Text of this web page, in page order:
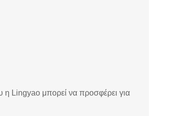
η Lingyao μπορεί να προσφέρει για